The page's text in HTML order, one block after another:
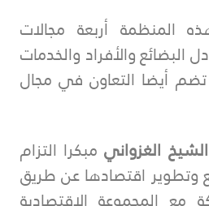
المنظمة أربعة مجالات
والأفراد والخدمات
أيضا التعاون في مجال
الغزوانيمبكرا التزام
وتطوير اقتصادها عن طريق